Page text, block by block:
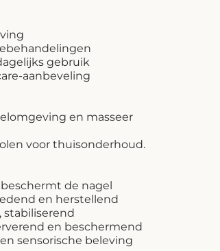
gebruik
aanbeveling
en masseer
voor thuisonderhoud.
de nagel
en herstellend
en beschermend
sensorische beleving